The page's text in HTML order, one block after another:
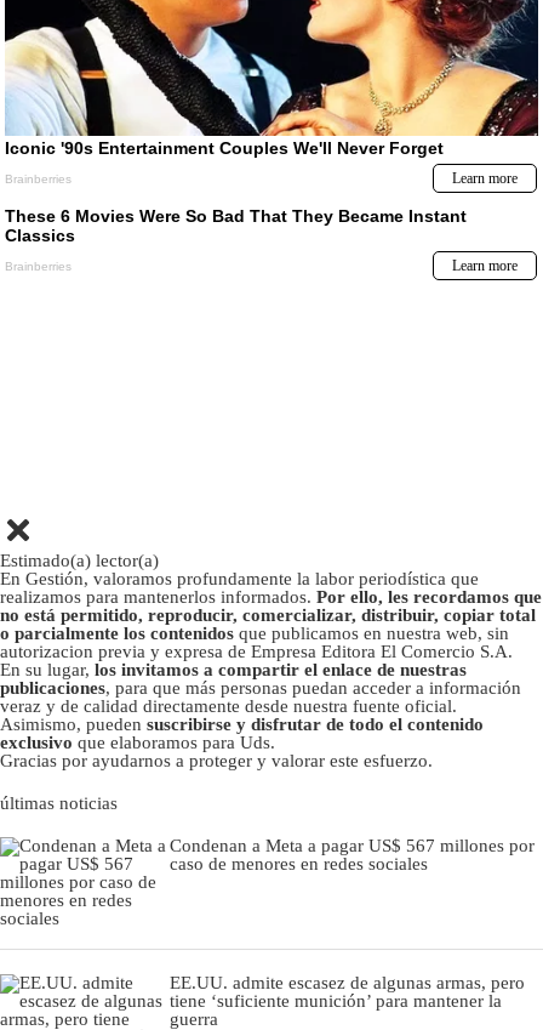
Estimado(a) lector(a)
En Gestión, valoramos profundamente la labor periodística que
realizamos para mantenerlos informados. Por ello, les recordamos que
no está permitido, reproducir, comercializar, distribuir, copiar total
o parcialmente los contenidos que publicamos en nuestra web, sin
autorizacion previa y expresa de Empresa Editora El Comercio S.A.
En su lugar, los invitamos a compartir el enlace de nuestras
publicaciones, para que más personas puedan acceder a información
veraz y de calidad directamente desde nuestra fuente oficial.
Asimismo, pueden suscribirse y disfrutar de todo el contenido
exclusivo que elaboramos para Uds.
Gracias por ayudarnos a proteger y valorar este esfuerzo.
últimas noticias
Condenan a Meta a pagar US$ 567 millones por
caso de menores en redes sociales
EE.UU. admite escasez de algunas armas, pero
tiene ‘suficiente munición’ para mantener la
guerra